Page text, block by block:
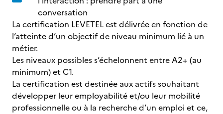
conversation
La certification LEVETEL est délivrée en fonction de
l’atteinte d’un objectif de niveau minimum lié à un
métier.
Les niveaux possibles s’échelonnent entre A2+ (au
minimum) et C1.
La certification est destinée aux actifs souhaitant
développer leur employabilité et/ou leur mobilité
professionnelle ou à la recherche d’un emploi et ce,